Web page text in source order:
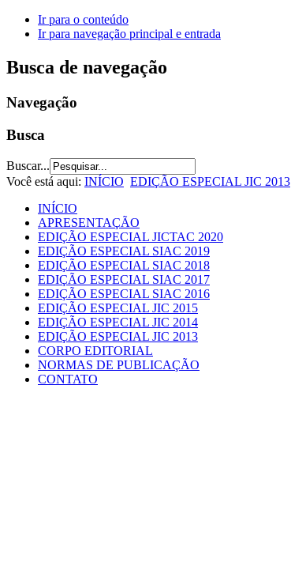
Ir para o conteúdo
Ir para navegação principal e entrada
Busca de navegação
Navegação
Busca
Buscar...
Você está aqui: INÍCIO EDIÇÃO ESPECIAL JIC 2013
INÍCIO
APRESENTAÇÃO
EDIÇÃO ESPECIAL JICTAC 2020
EDIÇÃO ESPECIAL SIAC 2019
EDIÇÃO ESPECIAL SIAC 2018
EDIÇÃO ESPECIAL SIAC 2017
EDIÇÃO ESPECIAL SIAC 2016
EDIÇÃO ESPECIAL JIC 2015
EDIÇÃO ESPECIAL JIC 2014
EDIÇÃO ESPECIAL JIC 2013
CORPO EDITORIAL
NORMAS DE PUBLICAÇÃO
CONTATO